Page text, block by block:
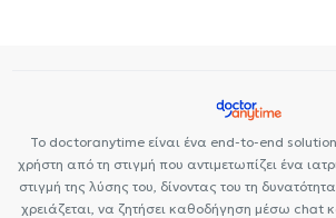
Το doctoranytime είναι ένα end-to-end solution
χρήστη από τη στιγμή που αντιμετωπίζει ένα
στιγμή της λύσης του, δίνοντας του τη
χρειάζεται, να ζητήσει καθοδήγηση μέσω chat